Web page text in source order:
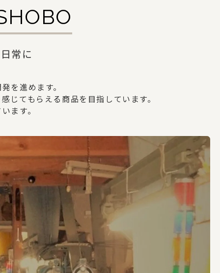
常に
を進めます。
じてもらえる商品を目指しています。
ます。